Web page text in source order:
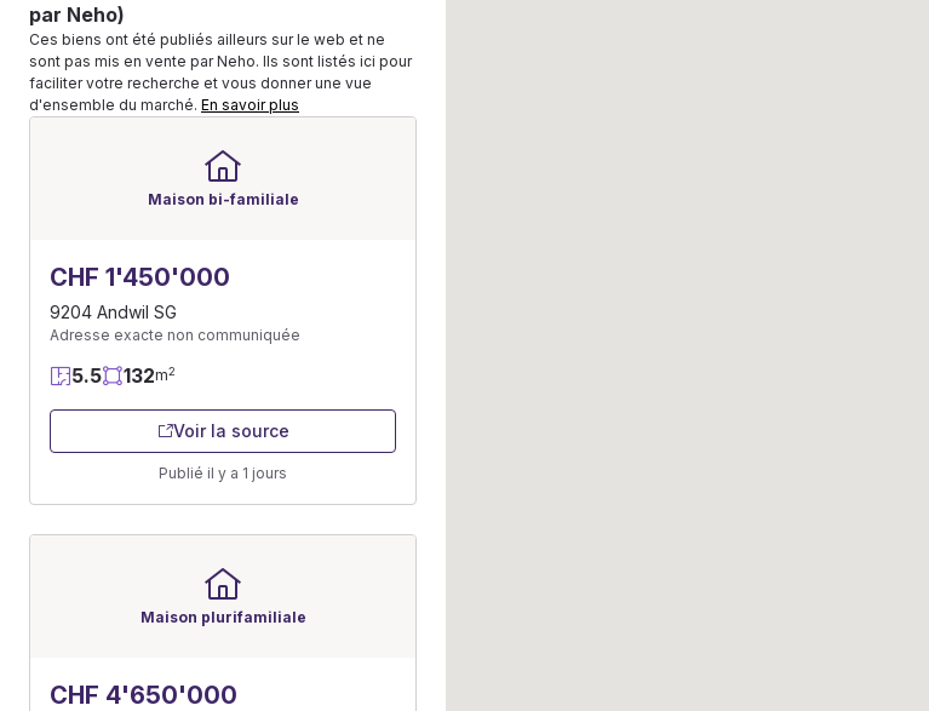
par Neho)
Ces biens ont été publiés ailleurs sur le web et ne
sont pas mis en vente par Neho. Ils sont listés ici pour
faciliter votre recherche et vous donner une vue
d'ensemble du marché. En savoir plus
Maison bi-familiale
CHF 1'450'000
9204 Andwil SG
Adresse exacte non communiquée
5.5 132m2
Voir la source
Publié il y a 1 jours
Maison plurifamiliale
CHF 4'650'000